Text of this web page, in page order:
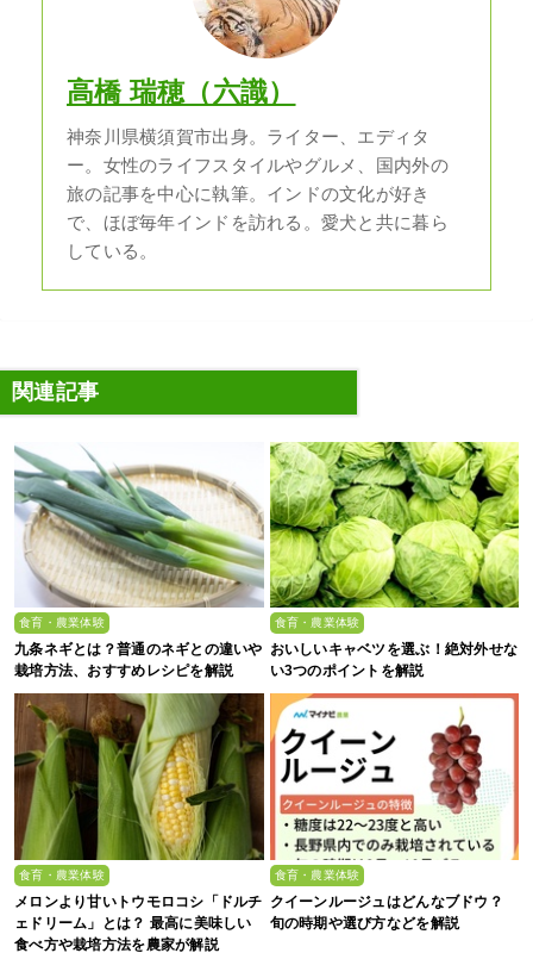
高橋 瑞穂（六識）
神奈川県横須賀市出身。ライター、エディタ
ー。女性のライフスタイルやグルメ、国内外の
旅の記事を中心に執筆。インドの文化が好き
で、ほぼ毎年インドを訪れる。愛犬と共に暮ら
している。
関連記事
食育・農業体験
九条ネギとは？普通のネギとの違いや
栽培方法、おすすめレシピを解説
食育・農業体験
おいしいキャベツを選ぶ！絶対外せな
い3つのポイントを解説
食育・農業体験
メロンより甘いトウモロコシ「ドルチ
ェドリーム」とは？ 最高に美味しい
食べ方や栽培方法を農家が解説
食育・農業体験
クイーンルージュはどんなブドウ？
旬の時期や選び方などを解説